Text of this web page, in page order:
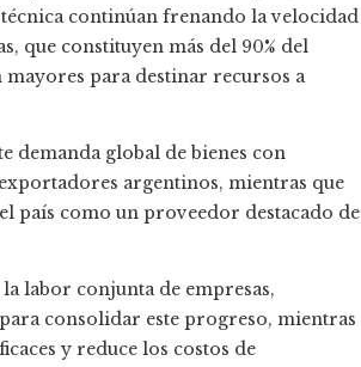
continúan frenando la velocidad
que constituyen más del 90% del
para destinar recursos a
demanda global de bienes con
argentinos, mientras que
país como un proveedor destacado de
labor conjunta de empresas,
consolidar este progreso, mientras
y reduce los costos de